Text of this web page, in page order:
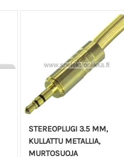
STEREOPLUGI 3.5 MM,
KULLATTU METALLIA,
MURTOSUOJA